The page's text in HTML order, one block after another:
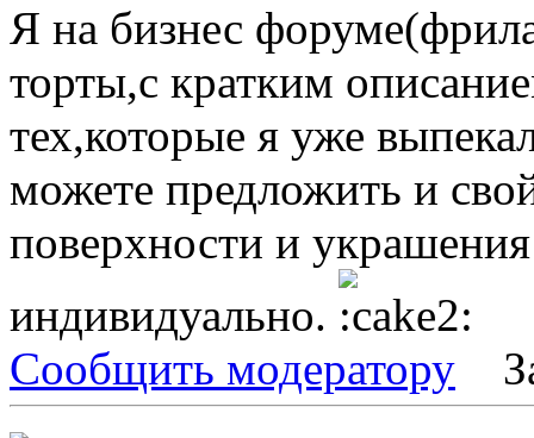
Я на бизнес
торты,с кратким
тех,которые я уже
можете предложить и
поверхности и
индивидуально.
Сообщить модератору